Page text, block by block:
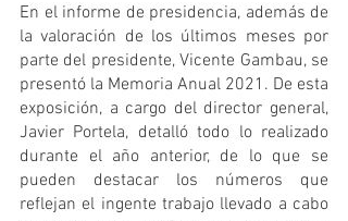
En el informe de presidencia, además de
la valoración de los últimos meses por
parte del presidente, Vicente Gambau, se
presentó la Memoria Anual 2021. De esta
exposición, a cargo del director general,
Javier Portela, detalló todo lo realizado
durante el año anterior, de lo que se
pueden destacar los números que
reflejan el ingente trabajo llevado a cabo